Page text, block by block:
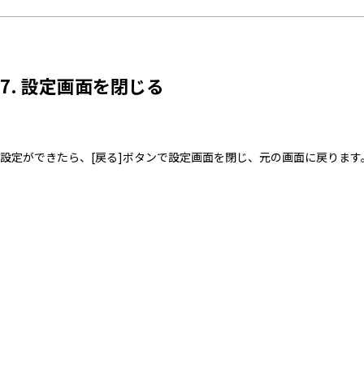
7. 設定画面を閉じる
設定ができたら、[戻る]ボタンで設定画面を閉じ、元の画面に戻ります